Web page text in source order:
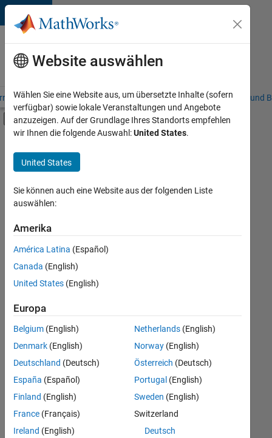
Weiter zum Inhalt
Karriere
bei
MathWorks
– Übersicht Stellensuche Niederlassungen Studierende und
Umschaltung für Off-Canvas-
Hauptinhalt
Ausgewählte
speichern
Es
nicht
alle
Stellen
übersetzt.
Sie
nach
einem
Standort,
um
alle
in
Ihrer
Website auswählen
Wählen Sie eine Website aus, um übersetzte Inhalte (sofern
verfügbar) sowie lokale Veranstaltungen und Angebote
anzuzeigen. Auf der Grundlage Ihres Standorts empfehlen
wir Ihnen die folgende Auswahl:United States.
United States
Sie können auch eine Website aus der folgenden Liste
auswählen:
Amerika
América Latina (Español)
Canada (English)
United States (English)
Europa
Belgium (English)
Denmark (English)
Deutschland (Deutsch)
España (Español)
Finland (English)
France (Français)
Ireland (English)
Netherlands(English)
Norway(English)
Österreich (Deutsch)
Portugal (English)
Sweden (English)
Switzerland
Deutsch